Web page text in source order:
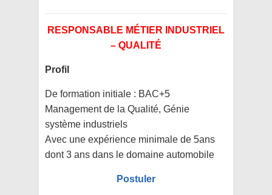
RESPONSABLE MÉTIER INDUSTRIEL
– QUALITÉ
Profil
De formation initiale : BAC+5
Management de la Qualité, Génie
système industriels
Avec une expérience minimale de 5ans
dont 3 ans dans le domaine automobile
Postuler